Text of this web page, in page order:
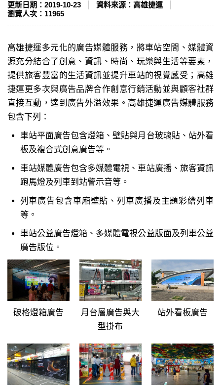
更新日期： 2019-10-23 資料來源： 高雄捷運
瀏覽人次： 11965
高雄捷運多元化的廣告媒體服務，將車站空間、媒體資
源充分結合了創意、資訊、時尚、玩樂與生活等要素，
提供旅客豐富的生活資訊並提升車站的視覺感受；高雄
捷運更多次與廣告品牌合作創意行銷活動並與顧客社群
直接互動，達到廣告外溢效果。高雄捷運廣告媒體服務
包含下列：
車站平面廣告包含燈箱、壁貼與月台玻璃貼、站外看
板及複合式創意廣告等。
車站媒體廣告包含多媒體電視、車站廣播、旅客資訊
跑馬燈及列車到站警示音等。
列車廣告包含車廂壁貼、列車廣播及主題彩繪列車
等。
車站公益廣告燈箱、多媒體電視公益版面及列車公益
廣告版位。
破格燈箱廣告
月台層廣告與大
型掛布
站外看板廣告